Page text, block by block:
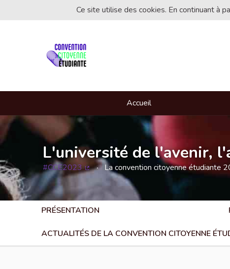
Ce site utilise des cookies. En continuant à
Accueil
L'université de l'avenir,
#CCE2023
(Lien externe)
La convention citoyenne étudiante
PRÉSENTATION
ACTUALITÉS DE LA CONVENTION CITOYENNE